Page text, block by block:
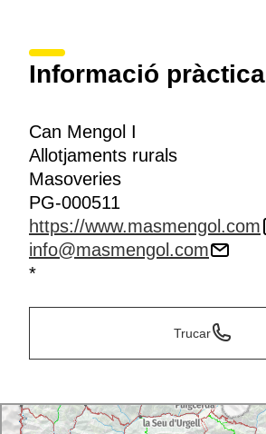
Informació pràctica
Can Mengol I
Allotjaments rurals
Masoveries
PG-000511
https://www.masmengol.com
info@masmengol.com
*
Trucar